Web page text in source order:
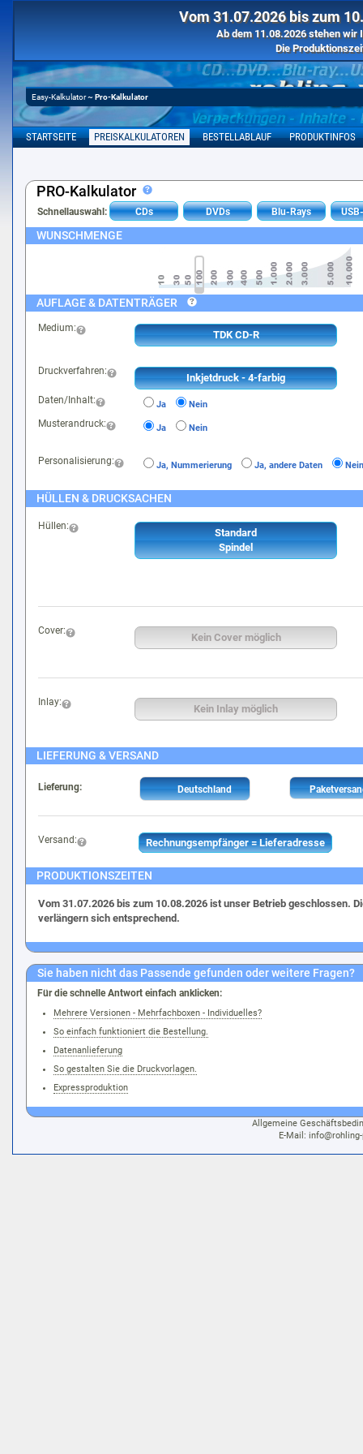
Vom 31.07.2026 bis zum
Ab dem 11.08.2026 stehen
Die
STARTSEITE PREISKALKULATOREN BESTELLABLAUF PRODUKTINFOS
Easy-Kalkulator~ Pro-Kalkulator
PRO-Kalkulator
Schnellauswahl: CDs DVDs Blu-Rays
WUNSCHMENGE
AUFLAGE & DATENTRÄGER
Medium:
TDK CD-R
Druckverfahren:
Inkjetdruck - 4-farbig
Daten/Inhalt: Ja Nein
Musterandruck: Ja Nein
Personalisierung: Ja, Nummerierung Ja, andere Daten
HÜLLEN & DRUCKSACHEN
Hüllen:
Standard
Spindel
Cover:
Kein Cover möglich
Inlay:
Kein Inlay möglich
LIEFERUNG & VERSAND
Lieferung: Deutschland
Versand: Rechnungsempfänger = Lieferadresse
PRODUKTIONSZEITEN
Vom 31.07.2026 bis zum 10.08.2026 ist unser Betrieb geschlossen.
verlängern sich entsprechend.
Sie haben nicht das Passende gefunden oder weitere Fragen?
Für die schnelle Antwort einfach anklicken:
Mehrere Versionen - Mehrfachboxen - Individuelles?
So einfach funktioniert die Bestellung.
Datenanlieferung
So gestalten Sie die Druckvorlagen.
Expressproduktion
Allgemeine
E-Mail: